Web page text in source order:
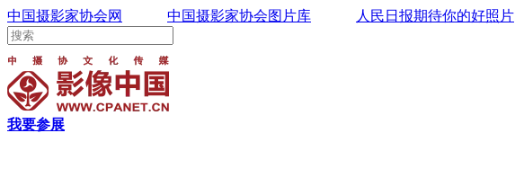
中国摄影家协会网 中国摄影家协会图片库 人民日报期待你的好照片
我要参展